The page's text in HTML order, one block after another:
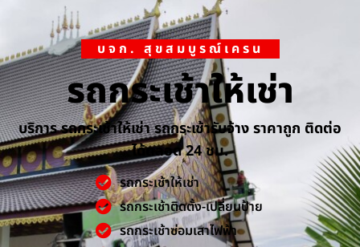
บจก. สุขสมบูรณ์เครน
รถกระเช้าให้เช่า
บริการ รถกระเช้าให้เช่า รถกระเช้ารับจ้าง ราคาถูก ติดต่อ
ได้ตลอด 24 ชม.
รถกระเช้าให้เช่า
รถกระเช้าติดตั้ง-เปลี่ยนป้าย
รถกระเช้าซ่อมเสาไฟฟ้า